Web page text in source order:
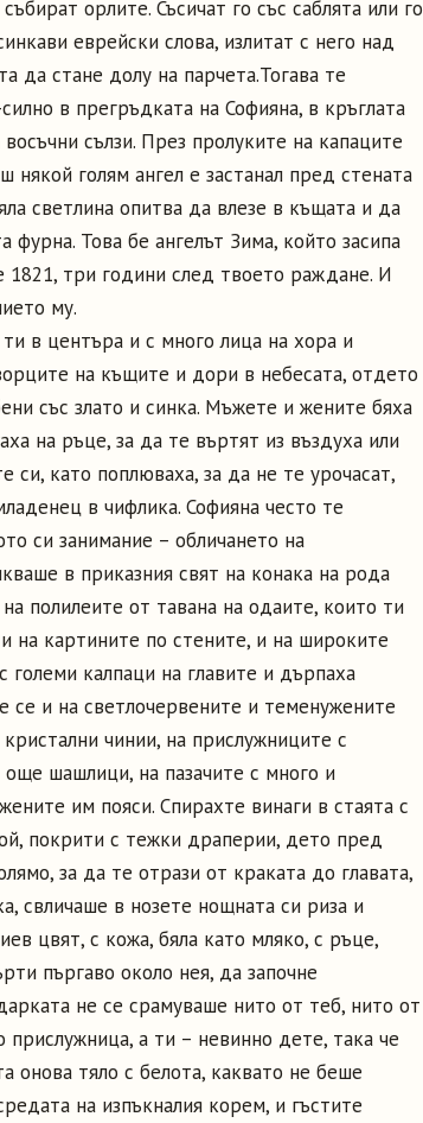
орлите. Съсичат го със саблята или го
еврейски слова, излитат с него над
да стане долу на парчета.Тогава те
в прегръдката на Софияна, в кръглата
сълзи. През пролуките на капаците
голям ангел е застанал пред стената
светлина опитва да влезе в къщата и да
Това бе ангелът Зима, който засипа
1821, три години след твоето раждане. И
му.
ти в центъра и с много лица на хора и
на къщите и дори в небесата, отдето
със злато и синка. Мъжете и жените бяха
на ръце, за да те въртят из въздуха или
като поплюваха, за да не те урочасат,
в чифлика. Софияна често те
си занимание – обличането на
в приказния свят на конака на рода
полилеите от тавана на одаите, които ти
на картините по стените, и на широките
големи калпаци на главите и дърпаха
се и на светлочервените и теменужените
чинии, на прислужниците с
шашлици, на пазачите с много и
им пояси. Спирахте винаги в стаята с
покрити с тежки драперии, дето пред
за да те отрази от краката до главата,
свличаше в нозете нощната си риза и
цвят, с кожа, бяла като мляко, с ръце,
пъргаво около нея, да започне
не се срамуваше нито от теб, нито от
а ти – невинно дете, така че
онова тяло с белота, каквато не беше
на изпъкналия корем, и гъстите